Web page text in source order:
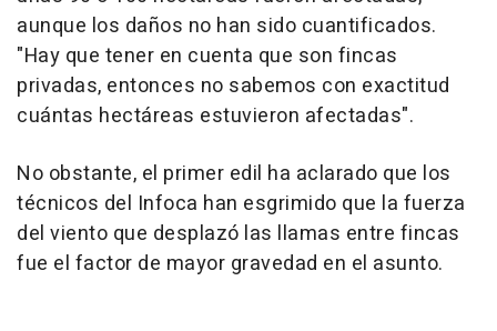
aunque los daños no han sido cuantificados.
"Hay que tener en cuenta que son fincas
privadas, entonces no sabemos con exactitud
cuántas hectáreas estuvieron afectadas".
No obstante, el primer edil ha aclarado que los
técnicos del Infoca han esgrimido que la fuerza
del viento que desplazó las llamas entre fincas
fue el factor de mayor gravedad en el asunto.